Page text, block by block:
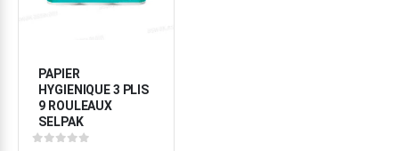
PAPIER
HYGIENIQUE 3 PLIS
9 ROULEAUX
SELPAK